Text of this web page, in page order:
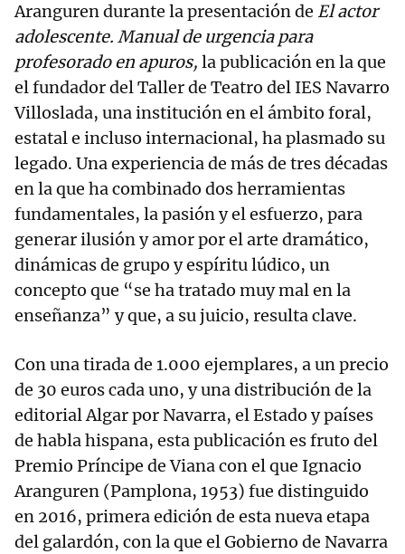
Aranguren durante la presentación de El actor
adolescente. Manual de urgencia para
profesorado en apuros, la publicación en la que
el fundador del Taller de Teatro del IES Navarro
Villoslada, una institución en el ámbito foral,
estatal e incluso internacional, ha plasmado su
legado. Una experiencia de más de tres décadas
en la que ha combinado dos herramientas
fundamentales, la pasión y el esfuerzo, para
generar ilusión y amor por el arte dramático,
dinámicas de grupo y espíritu lúdico, un
concepto que “se ha tratado muy mal en la
enseñanza” y que, a su juicio, resulta clave.
Con una tirada de 1.000 ejemplares, a un precio
de 30 euros cada uno, y una distribución de la
editorial Algar por Navarra, el Estado y países
de habla hispana, esta publicación es fruto del
Premio Príncipe de Viana con el que Ignacio
Aranguren (Pamplona, 1953) fue distinguido
en 2016, primera edición de esta nueva etapa
del galardón, con la que el Gobierno de Navarra